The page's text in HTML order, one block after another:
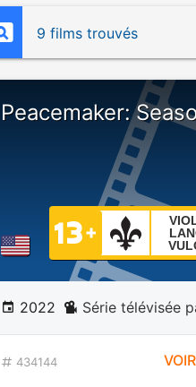
9 films trouvés
Peacemaker:
2022 Série télévisée
434144